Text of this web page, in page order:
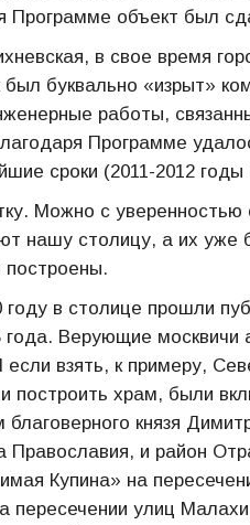
Программе объект был
в свое время
буквально «изрыт»
работы,
Программе
сроки (2011-2012 годы
Можно с
нашу столицу, а их
в столице прошли
Верующие москвичи
взять, к примеру,
построить храм, были
князя
и район
Купина» на
пересечении улиц